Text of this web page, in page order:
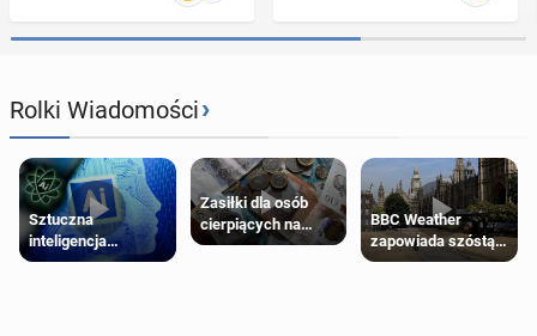
Rolki Wiadomości›
Sztuczna
inteligencja
próbowała oszukać
Zasiłki dla osób
cierpiących na
schorzenia
BBC Weather
zapowiada szóstą
falę upałów w